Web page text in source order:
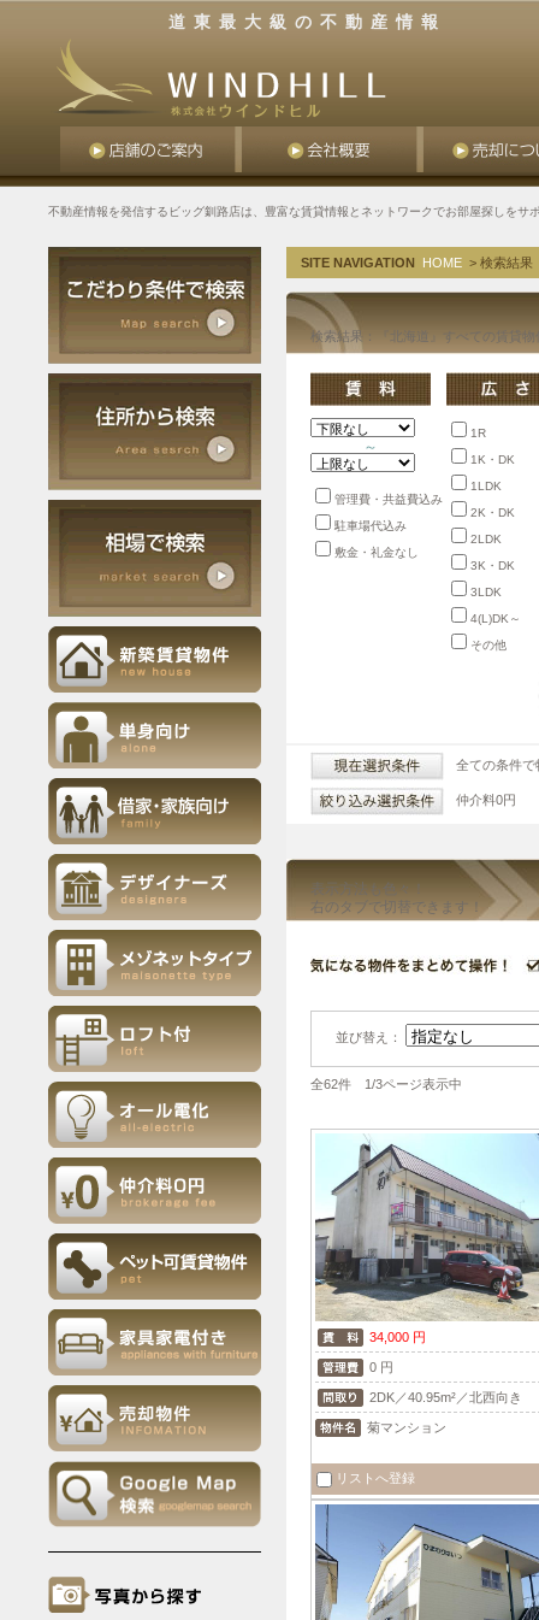
道東最大級の不動産情報
不動産情報を発信するビッグ釧路店は、豊富な賃貸情報とネットワークでお部屋探しをサ
SITE NAVIGATION HOME > 検索結果
検索結果：『北海道』すべての賃貸物
～
管理費・共益費込み
駐車場代込み
敷金・礼金なし
1R
1K・DK
1LDK
2K・DK
2LDK
3K・DK
3LDK
4(L)DK～
その他
全ての条件
仲介料0円
表示方法も色々！
右のタブで切替できます！
並び替え：
全62件 1/3ページ表示中
34,000 円
0 円
2DK／40.95m²／北西向き
菊マンション
リストへ登録